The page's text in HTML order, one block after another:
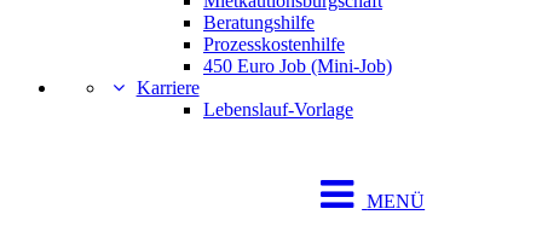
Beratungshilfe
Prozesskostenhilfe
450 Euro Job (Mini-Job)
Karriere
Lebenslauf-Vorlage
MENÜ